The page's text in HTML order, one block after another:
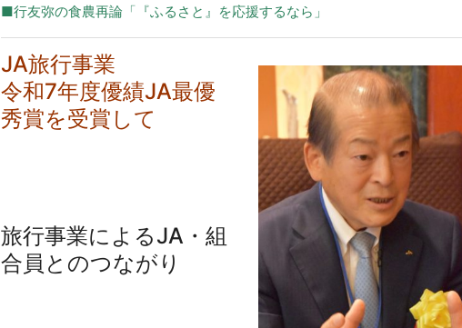
■行友弥の食農再論「『ふるさと』を応援するなら」
JA旅行事業
令和7年度優績JA最優
秀賞を受賞して
旅行事業によるJA・組
合員とのつながり